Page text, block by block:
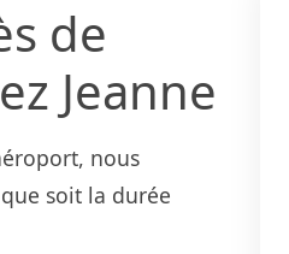
de
Jeanne
nous
soit la durée